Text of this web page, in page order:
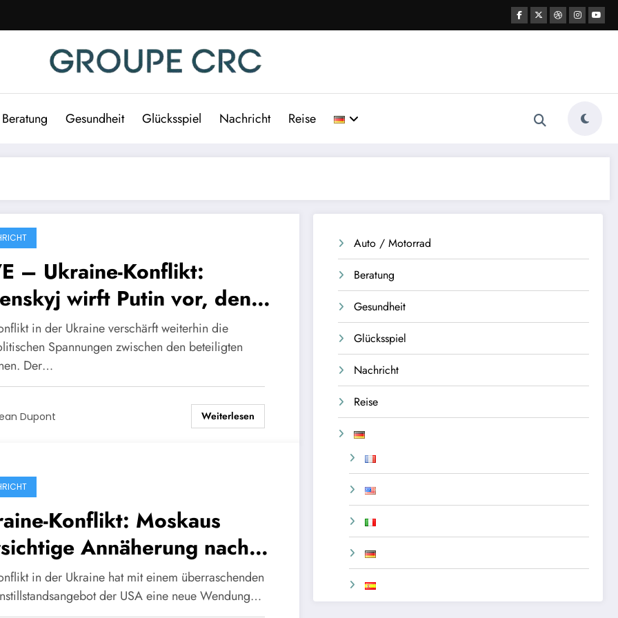
Beratung Gesundheit Glücksspiel Nachricht Reise
– Ukraine-Konflikt:
wirft Putin vor, den
zu
in der Ukraine verschärft weiterhin die
Spannungen zwischen den beteiligten
Der…
Dupont Weiterlesen
Konflikt: Moskaus
Annäherung nach
Waffenstillstandsangebot
in der Ukraine hat mit einem überraschenden
der USA eine neue Wendung…
Auto / Motorrad
Beratung
Gesundheit
Glücksspiel
Nachricht
Reise